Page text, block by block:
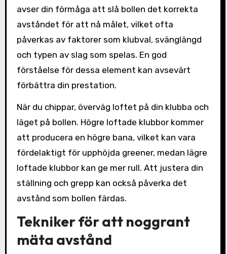
avser din förmåga att slå bollen det korrekta
avståndet för att nå målet, vilket ofta
påverkas av faktorer som klubval, svänglängd
och typen av slag som spelas. En god
förståelse för dessa element kan avsevärt
förbättra din prestation.
När du chippar, överväg loftet på din klubba och
läget på bollen. Högre loftade klubbor kommer
att producera en högre bana, vilket kan vara
fördelaktigt för upphöjda greener, medan lägre
loftade klubbor kan ge mer rull. Att justera din
ställning och grepp kan också påverka det
avstånd som bollen färdas.
Tekniker för att noggrant
mäta avstånd